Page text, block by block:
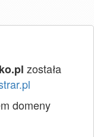
została
domeny